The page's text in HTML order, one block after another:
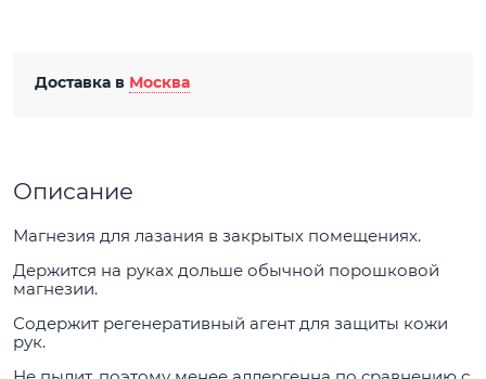
Доставка в Москва
Описание
Магнезия для лазания в закрытых помещениях.
Держится на руках дольше обычной порошковой
магнезии.
Содержит регенеративный агент для защиты кожи
рук.